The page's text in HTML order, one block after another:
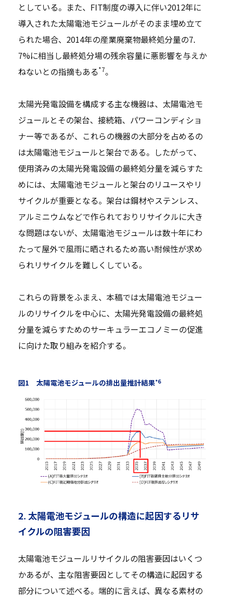
としている。また、FIT制度の導入に伴い2012年に
導入された太陽電池モジュールがそのまま埋め立て
られた場合、2014年の産業廃棄物最終処分量の7.
7%に相当し最終処分場の残余容量に悪影響を与えか
ねないとの指摘もある*7。
太陽光発電設備を構成する主な機器は、太陽電池モ
ジュールとその架台、接続箱、パワーコンディショ
ナー等であるが、これらの機器の大部分を占めるの
は太陽電池モジュールと架台である。したがって、
使用済みの太陽光発電設備の最終処分量を減らすた
めには、太陽電池モジュールと架台のリユースやリ
サイクルが重要となる。架台は鋼材やステンレス、
アルミニウムなどで作られておりリサイクルに大き
な問題はないが、太陽電池モジュールは数十年にわ
たって屋外で風雨に晒されるため高い耐候性が求め
られリサイクルを難しくしている。
これらの背景をふまえ、本稿では太陽電池モジュー
ルのリサイクルを中心に、太陽光発電設備の最終処
分量を減らすためのサーキュラーエコノミーの促進
に向けた取り組みを紹介する。
図1 太陽電池モジュールの排出量推計結果*6
2. 太陽電池モジュールの構造に起因するリサ
イクルの阻害要因
太陽電池モジュールリサイクルの阻害要因はいくつ
かあるが、主な阻害要因としてその構造に起因する
部分について述べる。端的に言えば、異なる素材の